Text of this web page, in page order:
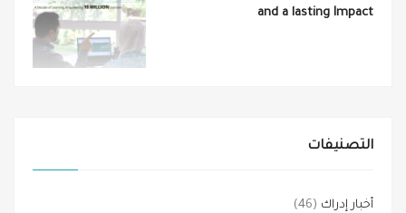
and a lasting Impact
التصنيفات
أخبار إدراك (46)